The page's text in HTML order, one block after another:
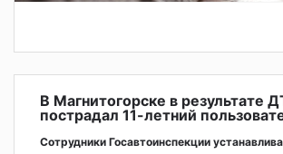
В Магнитогорске в результате
пострадал 11-летний
Сотрудники Госавтоинспекции